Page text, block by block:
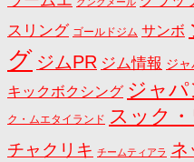
スリング ゴールドジム サンボ
グ ジムPR ジム情報 ジ
キックボクシング ジャパ
ク・ムエタイランド スック
チャクリキ チームティアラ ネ